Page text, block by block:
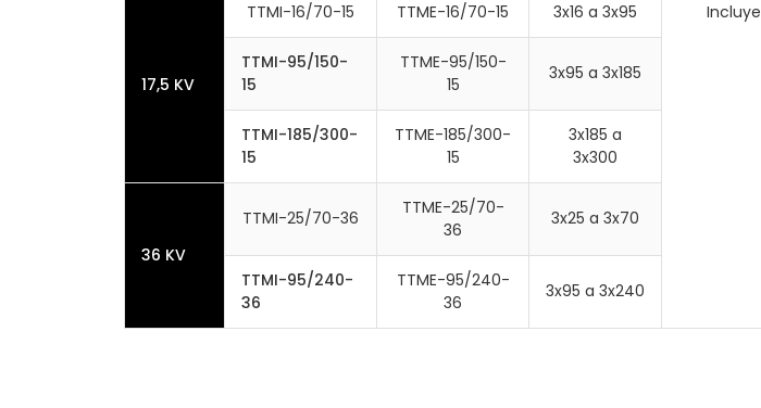
17,5 KV
TTMI-16/70-15 TTME-16/70-15 3x16 a 3x95
TTMI-95/150-
15
TTME-95/150-
15
3x95 a 3x185
TTMI-185/300-
15
TTME-185/300-
15
3x185 a
3x300
36 KV
TTMI-25/70-36
TTME-25/70-
36
3x25 a 3x70
TTMI-95/240-
36
TTME-95/240-
36
3x95 a 3x240